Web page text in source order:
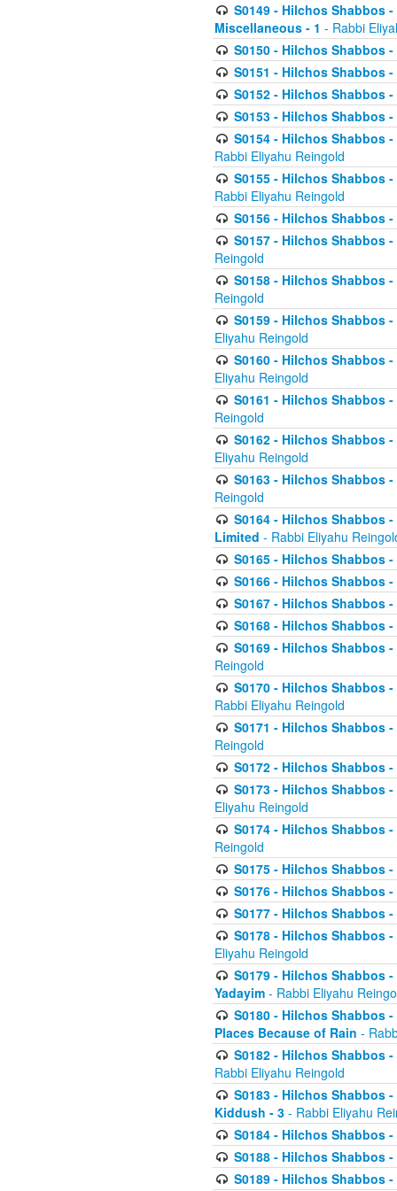
S0149 - Hilchos Shabbos
Miscellaneous - 1 - Rabbi
S0150 - Hilchos Shabbos
S0151 - Hilchos Shabbos
S0152 - Hilchos Shabbos
S0153 - Hilchos Shabbos
S0154 - Hilchos Shabbos
Rabbi Eliyahu Reingold
S0155 - Hilchos Shabbos
Rabbi Eliyahu Reingold
S0156 - Hilchos Shabbos
S0157 - Hilchos Shabbos
Reingold
S0158 - Hilchos Shabbos
Reingold
S0159 - Hilchos Shabbos
Eliyahu Reingold
S0160 - Hilchos Shabbos
Eliyahu Reingold
S0161 - Hilchos Shabbos
Reingold
S0162 - Hilchos Shabbos
Eliyahu Reingold
S0163 - Hilchos Shabbos
Reingold
S0164 - Hilchos Shabbos
Limited - Rabbi Eliyahu
S0165 - Hilchos Shabbos
S0166 - Hilchos Shabbos
S0167 - Hilchos Shabbos
S0168 - Hilchos Shabbos
S0169 - Hilchos Shabbos
Reingold
S0170 - Hilchos Shabbos
Rabbi Eliyahu Reingold
S0171 - Hilchos Shabbos
Reingold
S0172 - Hilchos Shabbos
S0173 - Hilchos Shabbos
Eliyahu Reingold
S0174 - Hilchos Shabbos
Reingold
S0175 - Hilchos Shabbos
S0176 - Hilchos Shabbos
S0177 - Hilchos Shabbos
S0178 - Hilchos Shabbos
Eliyahu Reingold
S0179 - Hilchos Shabbos
Yadayim - Rabbi Eliyahu
S0180 - Hilchos Shabbos
Places Because of Rain -
S0182 - Hilchos Shabbos
Rabbi Eliyahu Reingold
S0183 - Hilchos Shabbos
Kiddush - 3 - Rabbi Eliyahu
S0184 - Hilchos Shabbos
S0188 - Hilchos Shabbos
S0189 - Hilchos Shabbos